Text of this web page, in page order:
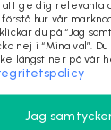
1935.
frukost
Bakat på
som
ge dig relevanta
förstå hur vår
du på “Jag
nej i “Mina val”.
längst ner på vår
Jag